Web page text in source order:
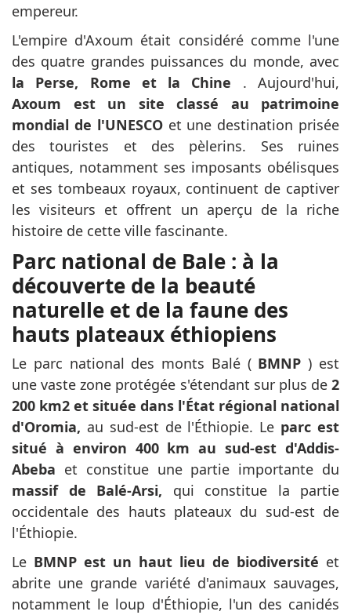
empereur.
L'empire d'Axoum était considéré comme l'une
des quatre grandes puissances du monde, avec
la Perse, Rome et la Chine . Aujourd'hui,
Axoum est un site classé au patrimoine
mondial de l'UNESCO et une destination prisée
des touristes et des pèlerins. Ses ruines
antiques, notamment ses imposants obélisques
et ses tombeaux royaux, continuent de captiver
les visiteurs et offrent un aperçu de la riche
histoire de cette ville fascinante.
Parc national de Bale : à la
découverte de la beauté
naturelle et de la faune des
hauts plateaux éthiopiens
Le parc national des monts Balé ( BMNP) est
une vaste zone protégée s'étendant sur plus de 2
200 km2 et située dans l'État régional national
d'Oromia, au sud-est de l'Éthiopie. Le parc est
situé à environ 400 km au sud-est d'Addis-
Abeba et constitue une partie importante du
massif de Balé-Arsi, qui constitue la partie
occidentale des hauts plateaux du sud-est de
l'Éthiopie.
Le BMNP est un haut lieu de biodiversité et
abrite une grande variété d'animaux sauvages,
notamment le loup d'Éthiopie, l'un des canidés